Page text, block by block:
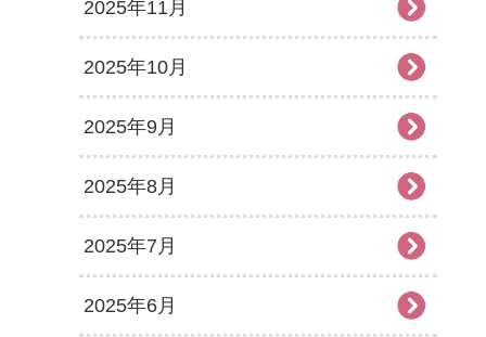
2025年11月
2025年10月
2025年9月
2025年8月
2025年7月
2025年6月